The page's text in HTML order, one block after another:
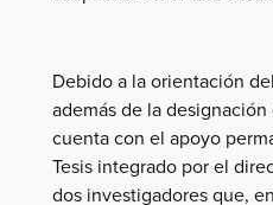
Debido a la orientación
además de la
cuenta con el apoyo
Tesis integrado por el
dos investigadores que,